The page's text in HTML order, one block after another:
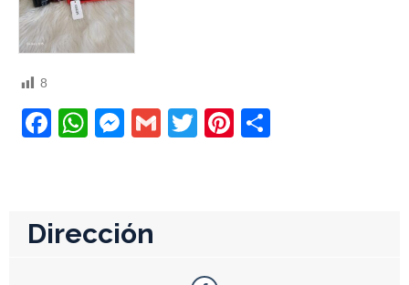
8
Facebook
WhatsApp
Messenger
GmailTwitterPinterest
Dirección